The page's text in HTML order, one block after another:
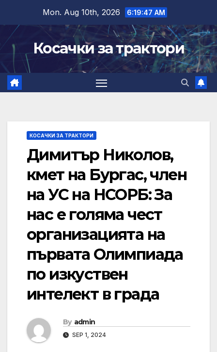
content
Mon. Aug 10th, 2026 6:19:48 AM
Косачки за трактори
КОСАЧКИ ЗА ТРАКТОРИ
Димитър Николов,
кмет на Бургас, член
на УС на НСОРБ: За
нас е голяма чест
организацията на
първата Олимпиада
по изкуствен
интелект в града
By admin
SEP 1, 2024